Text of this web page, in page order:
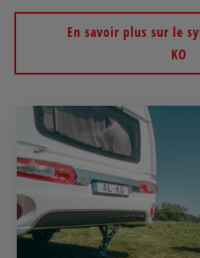
En savoir plus sur le
KO